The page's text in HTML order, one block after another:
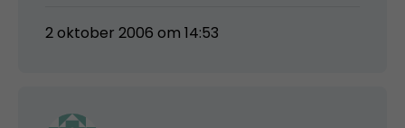
2 oktober 2006 om 14:53